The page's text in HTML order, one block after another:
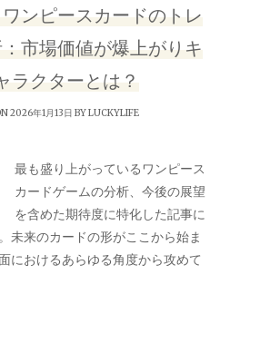
ンピースカードのトレ
市場価値が爆上がりキ
ラクターとは？
2026年1月13日 BYLUCKYLIFE
最も盛り上がっているワンピース
カードゲームの分析、今後の展望
を含めた期待度に特化した記事に
未来のカードの形がここから始ま
におけるあらゆる角度から攻めて